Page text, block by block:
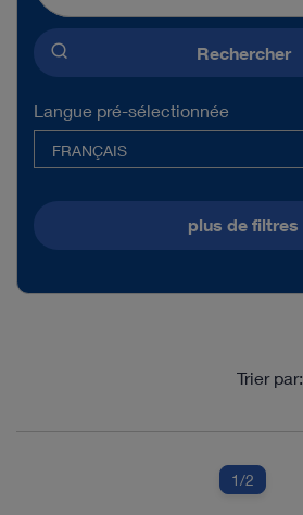
Rechercher
Langue pré-sélectionnée
FRANÇAIS
plus de filtres
Trier par:
1/2